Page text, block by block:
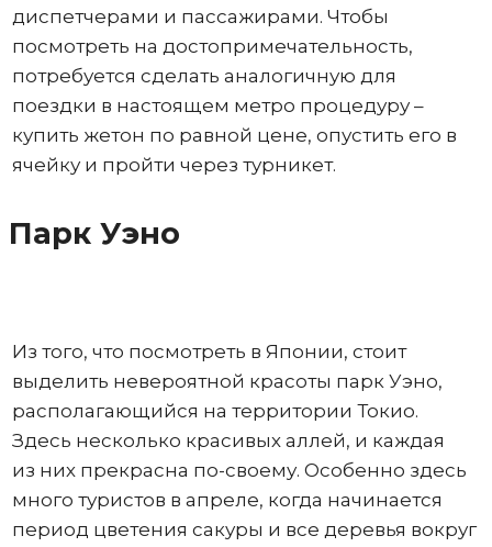
диспетчерами и пассажирами. Чтобы
посмотреть на достопримечательность,
потребуется сделать аналогичную для
поездки в настоящем метро процедуру –
купить жетон по равной цене, опустить его в
ячейку и пройти через турникет.
Парк Уэно
Из того, что посмотреть в Японии, стоит
выделить невероятной красоты парк Уэно,
располагающийся на территории Токио.
Здесь несколько красивых аллей, и каждая
из них прекрасна по-своему. Особенно здесь
много туристов в апреле, когда начинается
период цветения сакуры и все деревья вокруг